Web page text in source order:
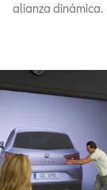
alianza dinámica.